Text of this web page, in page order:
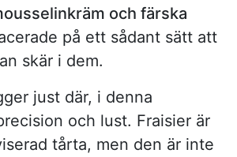
och färska
på ett sådant sätt att
skär i dem.
just där, i denna
och lust. Fraisier är
tårta, men den är inte